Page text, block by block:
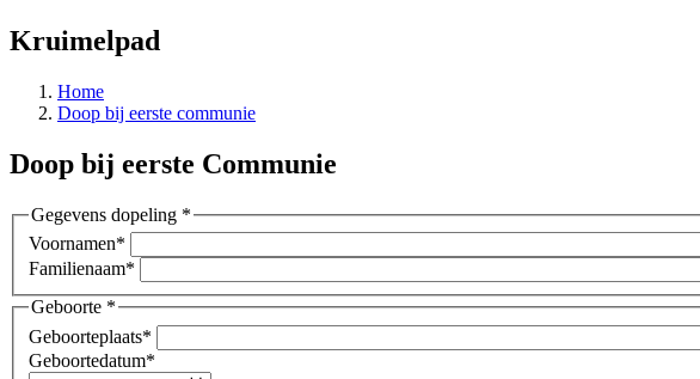
Kruimelpad
Home
Doop bij eerste communie
Doop bij eerste Communie
Gegevens dopeling *
Voornamen*
Familienaam*
Geboorte *
Geboorteplaats*
Geboortedatum*